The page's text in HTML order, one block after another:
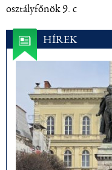
osztályfőnök 9. c
HÍREK